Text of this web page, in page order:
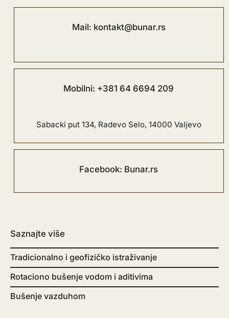
Mail: kontakt@bunar.rs
Mobilni: +381 64 6694 209
Sabacki put 134, Radevo Selo, 14000 Valjevo
Facebook: Bunar.rs
Saznajte više
Tradicionalno i geofizičko istraživanje
Rotaciono bušenje vodom i aditivima
Bušenje vazduhom